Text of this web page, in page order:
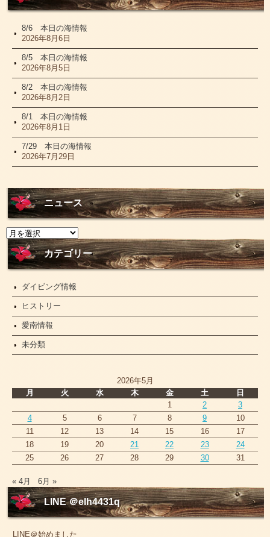
8/6 本日の海情報
2026年8月6日
8/5 本日の海情報
2026年8月5日
8/2 本日の海情報
2026年8月2日
8/1 本日の海情報
2026年8月1日
7/29 本日の海情報
2026年7月29日
ニュース
ニ
ュ
ー
カテゴリー
ダイビング情報
ヒストリー
愛南情報
未分類
2026年5月
月
火 水 木 金 土
日
1
2
3
4
5 6 7 8 9
10
11
12 13 14 15 16
17
18
19 20 21 22 23
24
25
26 27 28 29 30 31
« 4月 6月 »
LINE ＠elh4431q
LINE＠始めました